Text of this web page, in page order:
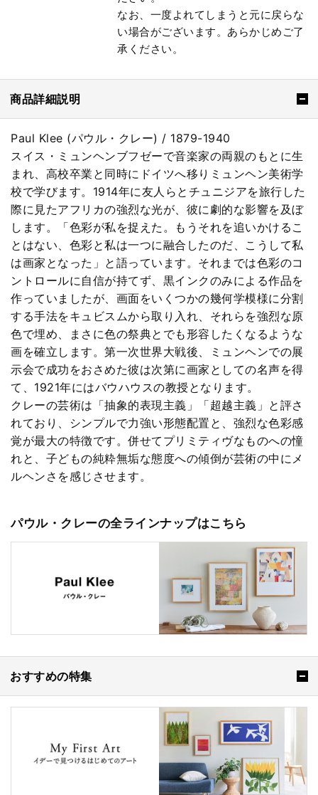
なお、一度よれてしまうと元に戻らな
い場合がございます。あらかじめご了
承ください。
商品詳細説明
Paul Klee (パウル・クレー) / 1879-1940
スイス・ミュンヘンブフゼーで音楽家の両親のもとに生
まれ、高校卒業と同時にドイツへ移りミュンヘン美術学
校で学びます。1914年に友人らとチュニジアを旅行した
際に見たアフリカの強烈な光が、彼に劇的な影響を及ぼ
します。「色彩が私を捉えた。もうそれを追いかけるこ
とはない、色彩と私は一つに融合したのだ、こうして私
は画家となった」と語っています。それまでは色彩のコ
ントロールに自信が持てず、黒インクのみによる作品を
作っていましたが、画面をいくつかの幾何学模様に分割
する手法をキュビスムから取り入れ、それらを強烈な原
色で埋め、まさに色の祭典とでも形容したくなるような
画を確立します。第一次世界大戦後、ミュンヘンでの展
示会で成功をおさめた彼は次第に画家としての名声を得
て、1921年にはバウハウスの教授となります。
クレーの芸術は「抽象的表現主義」「超越主義」と評さ
れており、シンプルで力強い形態配置と、強烈な色彩感
覚が最大の特徴です。併せてプリミティヴなものへの憧
れと、子どもの純粋無垢な態度への傾倒が芸術の中にメ
ルヘンさを感じさせます。
パウル・クレーの全ラインナップはこちら
おすすめの特集